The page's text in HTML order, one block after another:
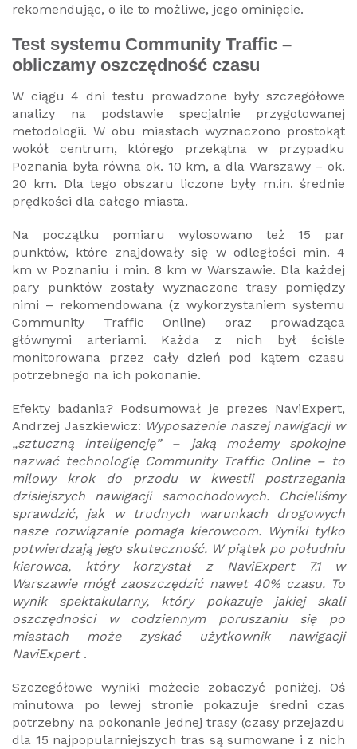
rekomendując, o ile to możliwe, jego ominięcie.
Test systemu Community Traffic –
obliczamy oszczędność czasu
W ciągu 4 dni testu prowadzone były szczegółowe
analizy na podstawie specjalnie przygotowanej
metodologii. W obu miastach wyznaczono prostokąt
wokół centrum, którego przekątna w przypadku
Poznania była równa ok. 10 km, a dla Warszawy – ok.
20 km. Dla tego obszaru liczone były m.in. średnie
prędkości dla całego miasta.
Na początku pomiaru wylosowano też 15 par
punktów, które znajdowały się w odległości min. 4
km w Poznaniu i min. 8 km w Warszawie. Dla każdej
pary punktów zostały wyznaczone trasy pomiędzy
nimi – rekomendowana (z wykorzystaniem systemu
Community Traffic Online) oraz prowadząca
głównymi arteriami. Każda z nich był ściśle
monitorowana przez cały dzień pod kątem czasu
potrzebnego na ich pokonanie.
Efekty badania? Podsumował je prezes NaviExpert,
Andrzej Jaszkiewicz: Wyposażenie naszej nawigacji w
„sztuczną inteligencję” – jaką możemy spokojne
nazwać technologię Community Traffic Online – to
milowy krok do przodu w kwestii postrzegania
dzisiejszych nawigacji samochodowych. Chcieliśmy
sprawdzić, jak w trudnych warunkach drogowych
nasze rozwiązanie pomaga kierowcom. Wyniki tylko
potwierdzają jego skuteczność. W piątek po południu
kierowca, który korzystał z NaviExpert 7.1 w
Warszawie mógł zaoszczędzić nawet 40% czasu. To
wynik spektakularny, który pokazuje jakiej skali
oszczędności w codziennym poruszaniu się po
miastach może zyskać użytkownik nawigacji
NaviExpert .
Szczegółowe wyniki możecie zobaczyć poniżej. Oś
minutowa po lewej stronie pokazuje średni czas
potrzebny na pokonanie jednej trasy (czasy przejazdu
dla 15 najpopularniejszych tras są sumowane i z nich